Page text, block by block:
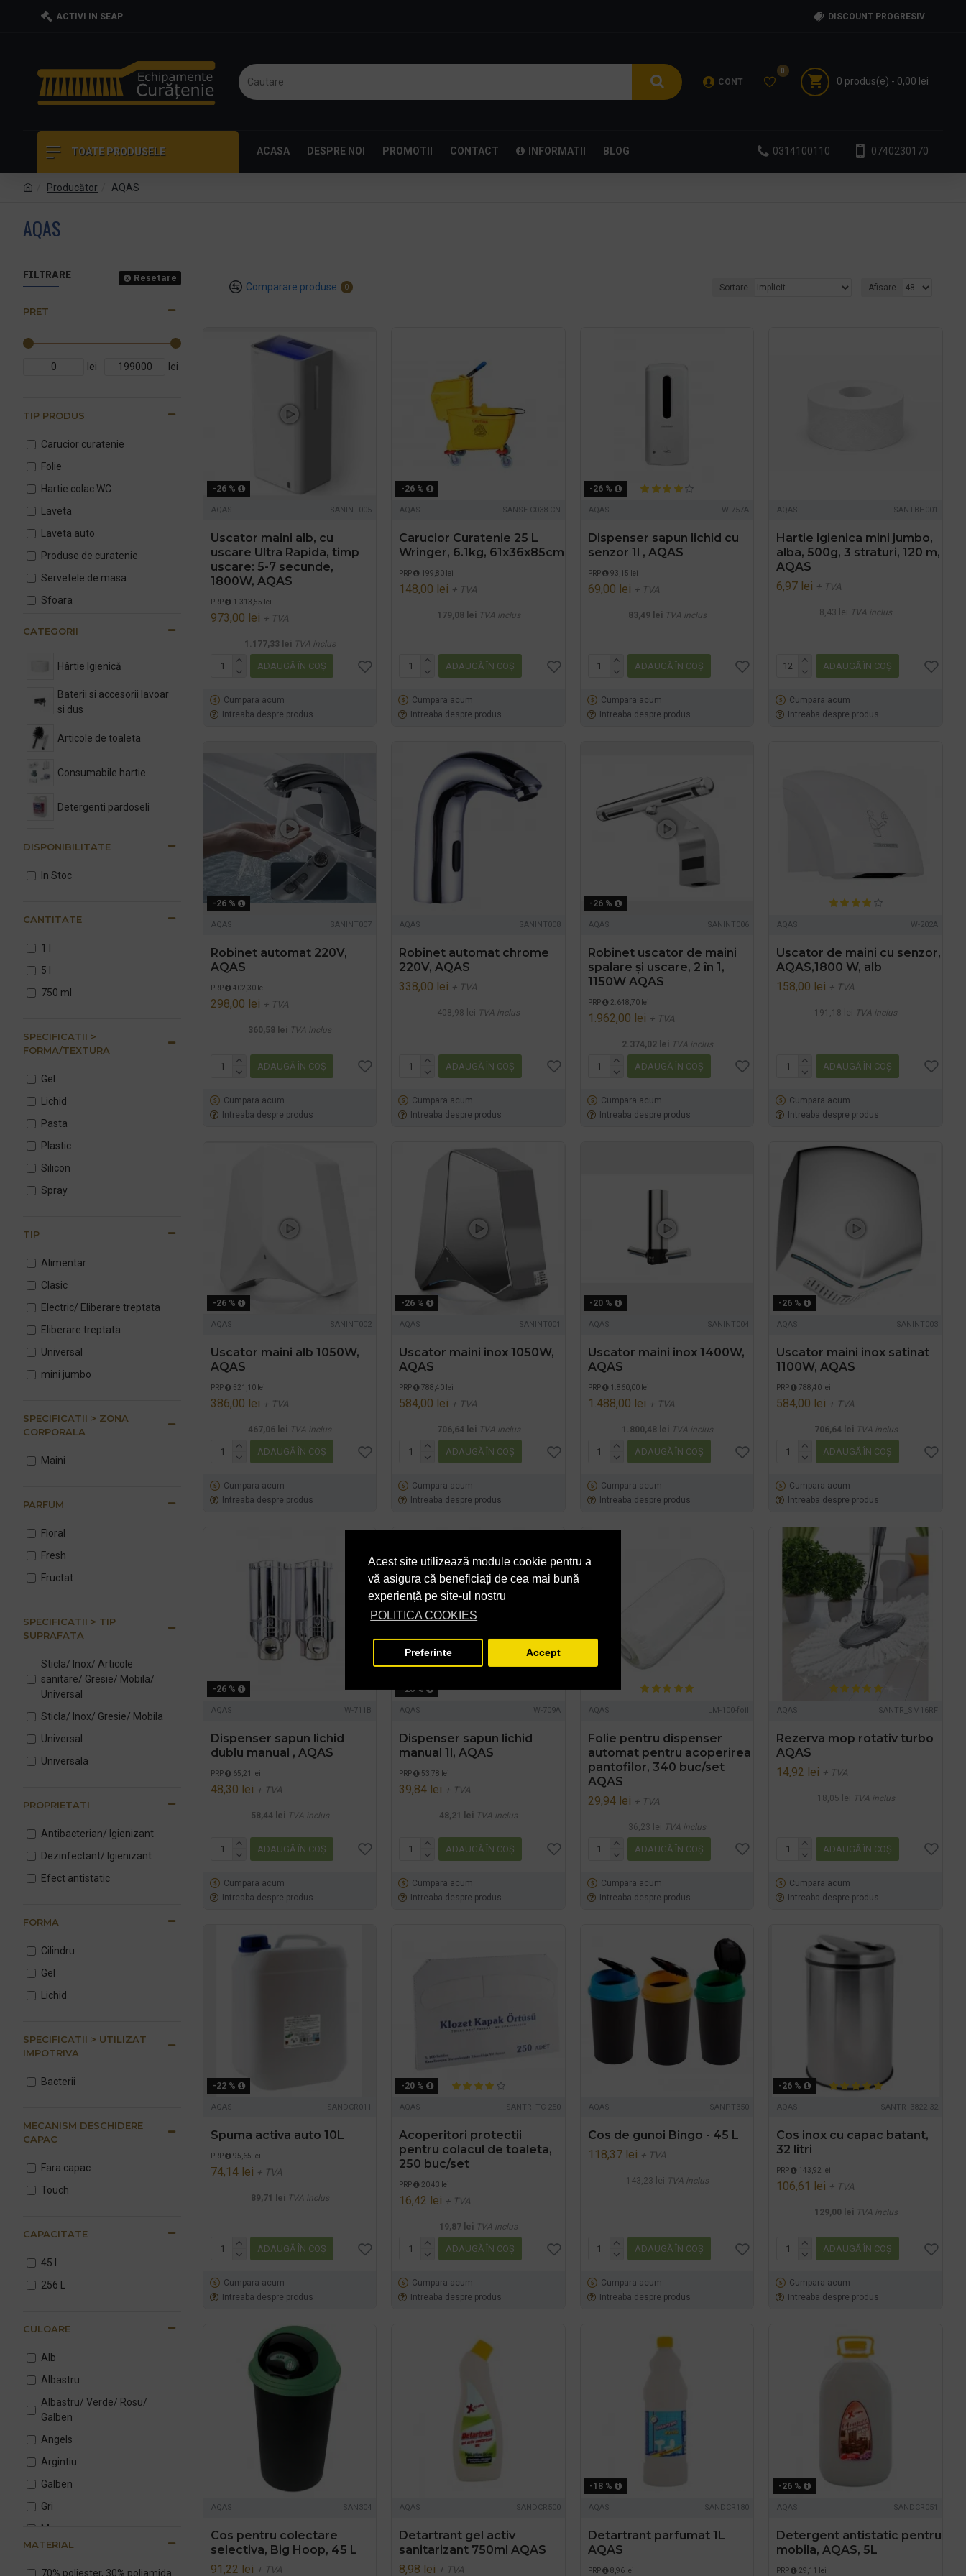
Acest site utilizează module cookie pentru a
vă asigura că beneficiați de cea mai bună
experiență pe site-ul nostru
POLITICA COOKIES
Preferinte Accept
ACTIVI IN SEAP DISCOUNT PROGRESIV
CONT
0
0 produs(e) - 0,00 lei
TOATE PRODUSELE ACASA DESPRE NOI PROMOTII CONTACT INFORMATII BLOG 0314100110 0740230170
Producător AQAS
AQAS
FILTRARE Resetare
PRET
lei lei
CATEGORII
Hârtie Igienică
Baterii si accesorii lavoar
si dus
Articole de toaleta
Consumabile hartie
Detergenti pardoseli
Lavete pentru curatenie
Cosuri Gunoi Inox
dezinfectanti WC
Dozatoare Săpun Lichid
Profesionale
si crema
Odorizanti Profesionali
CANTITATE
1 l
5 l
750 ml
SPECIFICATII >
FORMA/TEXTURA
Gel
Lichid
Pasta
Plastic
Silicon
Spray
TIP
Alimentar
Clasic
Electric/ Eliberare treptata
Eliberare treptata
Universal
mini jumbo
SPECIFICATII > ZONA
CORPORALA
Maini
PARFUM
Floral
Fresh
Fructat
SPECIFICATII > TIP
SUPRAFATA
Sticla/ Inox/ Articole
sanitare/ Gresie/ Mobila/
Universal
Sticla/ Inox/ Gresie/ Mobila
Universal
Universala
PROPRIETATI
Antibacterian/ Igienizant
Dezinfectant/ Igienizant
Efect antistatic
FORMA
Cilindru
Gel
Lichid
SPECIFICATII > UTILIZAT
IMPOTRIVA
Bacterii
MECANISM DESCHIDERE
CAPAC
Fara capac
Touch
CAPACITATE
45 l
256 L
CULOARE
Alb
Albastru
Albastru/ Verde/ Rosu/
Galben
Angels
Argintiu
Galben
Gri
Maro
Multicolor
Natur
MATERIAL
70% poliester, 30% poliamida
TIP PRODUS
Carucior curatenie
Folie
Hartie colac WC
Laveta
Laveta auto
Produse de curatenie
Servetele de masa
Sfoara
Tusiera
DISPONIBILITATE
In Stoc
Comparare produse 0 Sortare Afisare
-26 %
AQAS SANINT005
Uscator maini alb, cu
uscare Ultra Rapida, timp
uscare: 5-7 secunde,
1800W, AQAS
PRP 1.313,55 lei
973,00 lei + TVA
1.177,33 lei TVA inclus
ADAUGĂ ÎN COŞ
Cumpara acum
Intreaba despre produs
-26 %
AQAS SANSE-C038-CN
Carucior Curatenie 25 L
Wringer, 6.1kg, 61x36x85cm
PRP 199,80 lei
148,00 lei + TVA
179,08 lei TVA inclus
ADAUGĂ ÎN COŞ
Cumpara acum
Intreaba despre produs
-26 %
AQAS W-757A
Dispenser sapun lichid cu
senzor 1l , AQAS
PRP 93,15 lei
69,00 lei + TVA
83,49 lei TVA inclus
ADAUGĂ ÎN COŞ
Cumpara acum
Intreaba despre produs
AQAS SANTBH001
Hartie igienica mini jumbo,
alba, 500g, 3 straturi, 120 m,
AQAS
6,97 lei + TVA
8,43 lei TVA inclus
ADAUGĂ ÎN COŞ
Cumpara acum
Intreaba despre produs
-26 %
AQAS SANINT007
Robinet automat 220V,
AQAS
PRP 402,30 lei
298,00 lei + TVA
360,58 lei TVA inclus
ADAUGĂ ÎN COŞ
Cumpara acum
Intreaba despre produs
AQAS SANINT008
Robinet automat chrome
220V, AQAS
338,00 lei + TVA
408,98 lei TVA inclus
ADAUGĂ ÎN COŞ
Cumpara acum
Intreaba despre produs
-26 %
AQAS SANINT006
Robinet uscator de maini
spalare și uscare, 2 în 1,
1150W AQAS
PRP 2.648,70 lei
1.962,00 lei + TVA
2.374,02 lei TVA inclus
ADAUGĂ ÎN COŞ
Cumpara acum
Intreaba despre produs
AQAS W-202A
Uscator de maini cu senzor,
AQAS,1800 W, alb
158,00 lei + TVA
191,18 lei TVA inclus
ADAUGĂ ÎN COŞ
Cumpara acum
Intreaba despre produs
-26 %
AQAS SANINT002
Uscator maini alb 1050W,
AQAS
PRP 521,10 lei
386,00 lei + TVA
467,06 lei TVA inclus
ADAUGĂ ÎN COŞ
Cumpara acum
Intreaba despre produs
-26 %
AQAS SANINT001
Uscator maini inox 1050W,
AQAS
PRP 788,40 lei
584,00 lei + TVA
706,64 lei TVA inclus
ADAUGĂ ÎN COŞ
Cumpara acum
Intreaba despre produs
-20 %
AQAS SANINT004
Uscator maini inox 1400W,
AQAS
PRP 1.860,00 lei
1.488,00 lei + TVA
1.800,48 lei TVA inclus
ADAUGĂ ÎN COŞ
Cumpara acum
Intreaba despre produs
-26 %
AQAS SANINT003
Uscator maini inox satinat
1100W, AQAS
PRP 788,40 lei
584,00 lei + TVA
706,64 lei TVA inclus
ADAUGĂ ÎN COŞ
Cumpara acum
Intreaba despre produs
-26 %
AQAS W-711B
Dispenser sapun lichid
dublu manual , AQAS
PRP 65,21 lei
48,30 lei + TVA
58,44 lei TVA inclus
ADAUGĂ ÎN COŞ
Cumpara acum
Intreaba despre produs
-26 %
AQAS W-709A
Dispenser sapun lichid
manual 1l, AQAS
PRP 53,78 lei
39,84 lei + TVA
48,21 lei TVA inclus
ADAUGĂ ÎN COŞ
Cumpara acum
Intreaba despre produs
AQAS LM-100-foil
Folie pentru dispenser
automat pentru acoperirea
pantofilor, 340 buc/set
AQAS
29,94 lei + TVA
36,23 lei TVA inclus
ADAUGĂ ÎN COŞ
Cumpara acum
Intreaba despre produs
AQAS SANTR_SM16RF
Rezerva mop rotativ turbo
AQAS
14,92 lei + TVA
18,05 lei TVA inclus
ADAUGĂ ÎN COŞ
Cumpara acum
Intreaba despre produs
-22 %
AQAS SANDCR011
Spuma activa auto 10L
PRP 95,65 lei
74,14 lei + TVA
89,71 lei TVA inclus
ADAUGĂ ÎN COŞ
Cumpara acum
Intreaba despre produs
-20 %
AQAS SANTR_TC 250
Acoperitori protectii
pentru colacul de toaleta,
250 buc/set
PRP 20,43 lei
16,42 lei + TVA
19,87 lei TVA inclus
ADAUGĂ ÎN COŞ
Cumpara acum
Intreaba despre produs
AQAS SANPT350
Cos de gunoi Bingo - 45 L
118,37 lei + TVA
143,23 lei TVA inclus
ADAUGĂ ÎN COŞ
Cumpara acum
Intreaba despre produs
-26 %
AQAS SANTR_3822-32
Cos inox cu capac batant,
32 litri
PRP 143,92 lei
106,61 lei + TVA
129,00 lei TVA inclus
ADAUGĂ ÎN COŞ
Cumpara acum
Intreaba despre produs
AQAS SAN304
Cos pentru colectare
selectiva, Big Hoop, 45 L
91,22 lei + TVA
AQAS SANDCR500
Detartrant gel activ
sanitarizant 750ml AQAS
8,98 lei + TVA
-18 %
AQAS SANDCR180
Detartrant parfumat 1L
AQAS
PRP 8,96 lei
-26 %
AQAS SANDCR051
Detergent antistatic pentru
mobila, AQAS, 5L
PRP 29,11 lei